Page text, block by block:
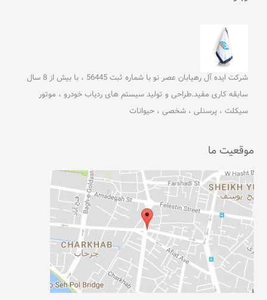
شرکت ایده آل رهیابان عصر نو با شماره ثبت 56445 ، با بیش از 8 سال
سابقه کاری مفید.طراحی و تولید سیستم های ردیاب خودرو ، موتور
سیکلت ، پرسنلی ، شخصی ، حیوانات
موقعیت ما